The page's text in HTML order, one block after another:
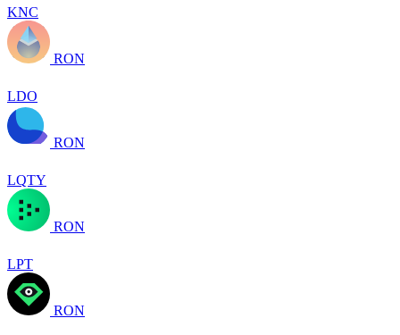
KNC
RON
LDO
RON
LQTY
RON
LPT
RON